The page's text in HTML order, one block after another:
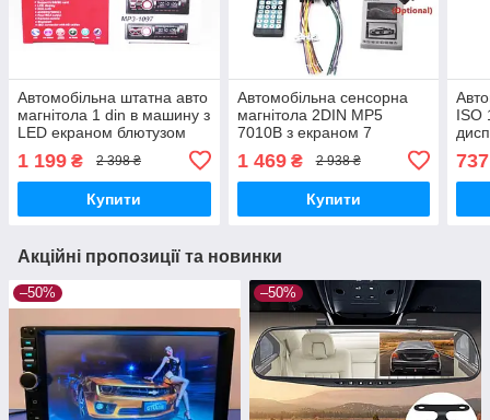
Автомобільна штатна авто
магнітола 1 din в машину з
LED екраном блютузом
Bluetooth MP3 FM SD AUX
USB роз'ємом магнітофон
з пультом
1 199 ₴ 2 398 ₴
Купити
Автомобільна сенсорна
магнітола 2DIN MP5
7010B з екраном 7
AUX SD FM, процесорна
автомагнітола з TFT-LCD
1 469₴ 2 938 ₴
Купити
ISO
LED
737
Акційні пропозиції та новинки
–50% –50%